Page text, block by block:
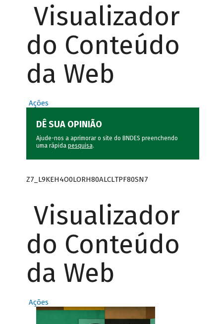
Visualizador
do Conteúdo
da Web
Ações
DÊ SUA OPINIÃO
Ajude-nos a aprimorar o site do BNDES preenchendo
uma rápida pesquisa.
Z7_L9KEH4O0LORH80ALCLTPF80SN7
Visualizador
do Conteúdo
da Web
Ações